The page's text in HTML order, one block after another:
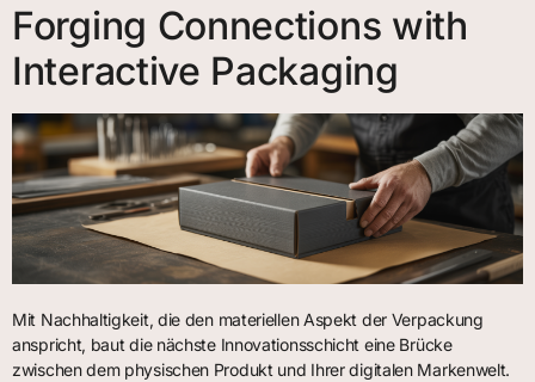
Forging Connections with
Interactive Packaging
Mit Nachhaltigkeit, die den materiellen Aspekt der Verpackung
anspricht, baut die nächste Innovationsschicht eine Brücke
zwischen dem physischen Produkt und Ihrer digitalen Markenwelt.